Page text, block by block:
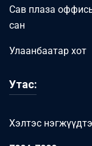
Сав плаза
сан
Улаанбаатар хот
Утас:
Хэлтэс